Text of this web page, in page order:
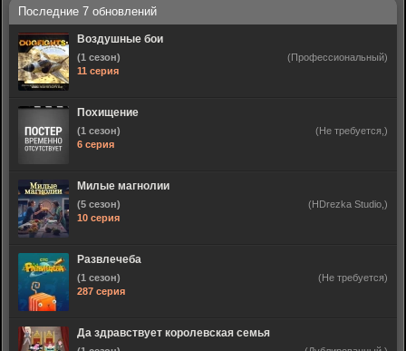
Воздушные бои
(1 сезон)
11 серия
(Профессиональный)
Похищение
(1 сезон)
6 серия
(Не требуется,)
Милые магнолии
(5 сезон)
10 серия
(HDrezka Studio,)
Развлечеба
(1 сезон)
287 серия
(Не требуется)
Да здравствует королевская семья